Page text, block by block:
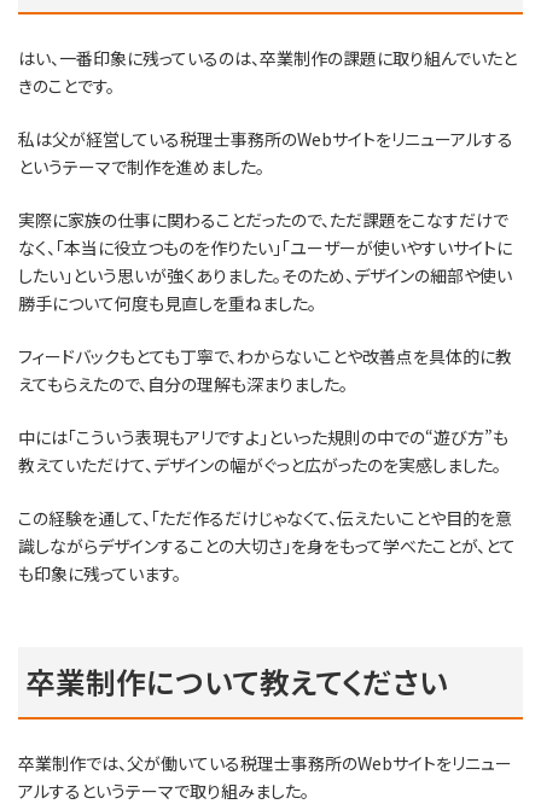
はい、一番印象に残っているのは、卒業制作の課題に取り組んでいたと
きのことです。
私は父が経営している税理士事務所のWebサイトをリニューアルする
というテーマで制作を進めました。
実際に家族の仕事に関わることだったので、ただ課題をこなすだけで
なく、「本当に役立つものを作りたい」「ユーザーが使いやすいサイトに
したい」という思いが強くありました。そのため、デザインの細部や使い
勝手について何度も見直しを重ねました。
フィードバックもとても丁寧で、わからないことや改善点を具体的に教
えてもらえたので、自分の理解も深まりました。
中には「こういう表現もアリですよ」といった規則の中での“遊び方”も
教えていただけて、デザインの幅がぐっと広がったのを実感しました。
この経験を通して、「ただ作るだけじゃなくて、伝えたいことや目的を意
識しながらデザインすることの大切さ」を身をもって学べたことが、とて
も印象に残っています。
卒業制作について教えてください
卒業制作では、父が働いている税理士事務所のWebサイトをリニュー
アルするというテーマで取り組みました。